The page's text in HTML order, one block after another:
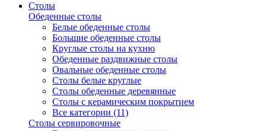
Столы
Обеденные столы
Белые обеденные столы
Большие обеденные столы
Круглые столы на кухню
Обеденные раздвижные столы
Овальные обеденные столы
Столы белые круглые
Столы обеденные деревянные
Столы с керамическим покрытием
Все категории (11)
Столы сервировочные